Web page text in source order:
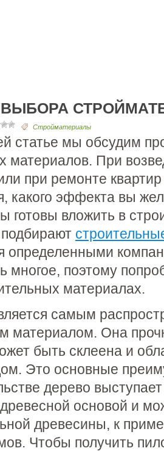
Стройматериалы
статье мы обсудим
материалов. При
при ремонте
какого эффекта вы
готовы вложить в
подбирают
определенными
многое, поэтому
материалах.
самым
материалом. Она
быть склеена и
Это основные
дерево
основой и
древесины, к
Чтобы получить